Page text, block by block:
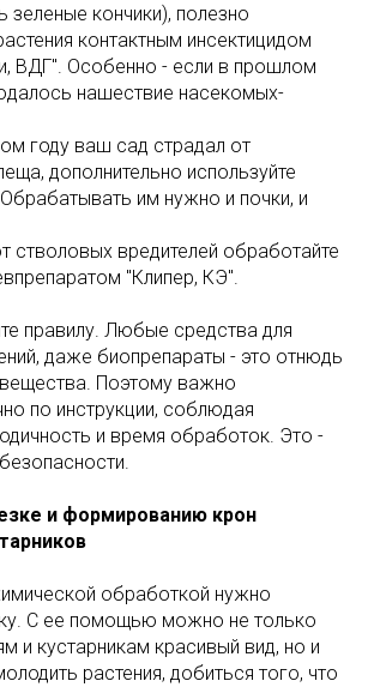
зеленые кончики), полезно
контактным инсектицидом
ВДГ". Особенно - если в прошлом
нашествие насекомых-
году ваш сад страдал от
дополнительно используйте
им нужно и почки, и
стволовых вредителей обработайте
"Клипер, КЭ".
правилу. Любые средства для
даже биопрепараты - это отнюдь
Поэтому важно
по инструкции, соблюдая
и время обработок. Это -
и формированию крон
обработкой нужно
С ее помощью можно не только
и кустарникам красивый вид, но и
растения, добиться того, что